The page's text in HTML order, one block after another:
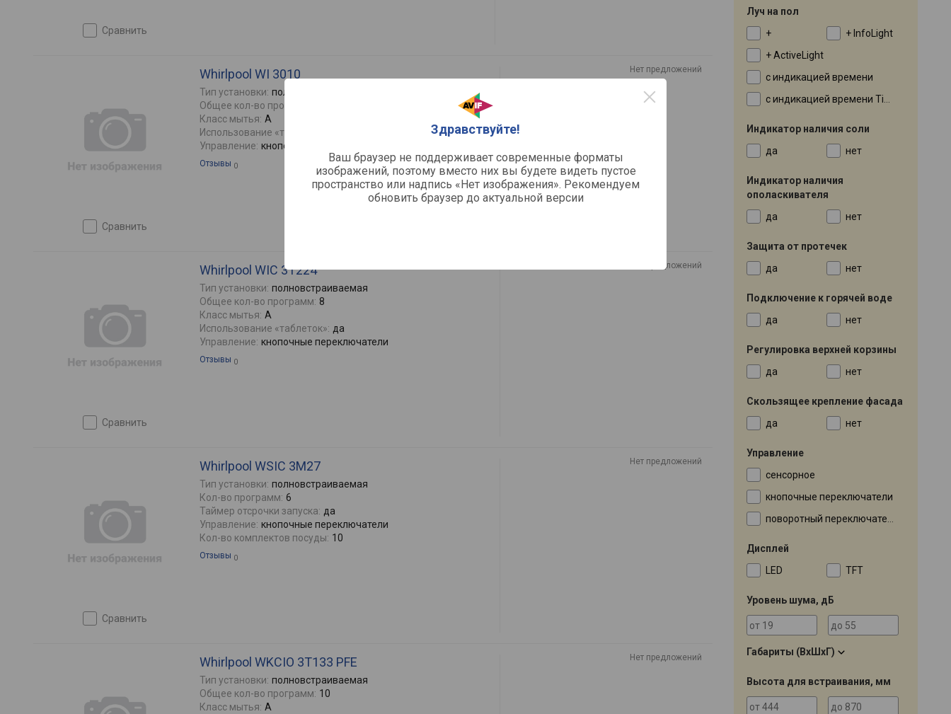
Здравствуйте!
Ваш браузер не поддерживает современные форматы
изображений, поэтому вместо них вы будете видеть пустое
пространство или надпись «Нет изображения». Рекомендуем
обновить браузер до актуальной версии
сравнить
сравнить
Whirlpool WI 3010
Тип установки: полновстраиваемая
Общее кол-во программ:
Класс мытья: A
Использование «таблеток»:
Управление: кнопочные переключатели
Отзывы 0
Нет предложений
сравнить
Whirlpool WIC 3T224
Тип установки: полновстраиваемая
Общее кол-во программ: 8
Класс мытья: A
Использование «таблеток»: да
Управление: кнопочные переключатели
Отзывы 0
Нет предложений
сравнить
Whirlpool WSIC 3M27
Тип установки: полновстраиваемая
Кол-во программ: 6
Таймер отсрочки запуска: да
Управление: кнопочные переключатели
Кол-во комплектов посуды: 10
Отзывы 0
Нет предложений
Whirlpool WKCIO 3T133 PFE
Тип установки: полновстраиваемая
Общее кол-во программ: 10
Класс мытья: A
Нет предложений
Луч на пол
+
+ InfoLight
+ ActiveLight
с индикацией времени
с индикацией времени TimeLight
Индикатор наличия соли
да
нет
Индикатор наличия
ополаскивателя
да
нет
Защита от протечек
да
нет
Подключение к горячей воде
да
нет
Регулировка верхней корзины
да
нет
Скользящее крепление фасада
да
нет
Управление
сенсорное
кнопочные переключатели
поворотный переключатель
Дисплей
LED
TFT
Уровень шума, дБ
Габариты (ВхШхГ)
Высота для встраивания, мм